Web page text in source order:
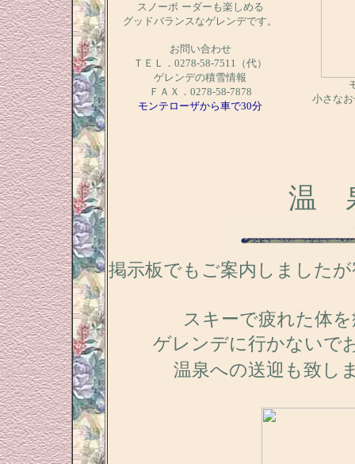
スノーボ ーダーも楽しめる
グッドバランスなゲレンデです。
お問い合わせ
ＴＥＬ．0278-58-7511（代）
ゲレンデの積雪情報
ＦＡＸ．0278-58-7878
モンテローザから車で30分
小さなお
温
掲示板でもご案内しました
スキーで疲れた体
ゲレンデに行かないで
温泉への送迎も致し